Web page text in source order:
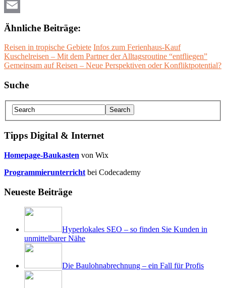
WhatsApp
Email
Ähnliche Beiträge:
Reisen in tropische Gebiete Infos zum Ferienhaus-Kauf
Kuschelreisen – Mit dem Partner der Alltagsroutine “entfliegen”
Gemeinsam auf Reisen – Neue Perspektiven oder Konfliktpotential?
Suche
Tipps Digital & Internet
Homepage-Baukasten von Wix
Programmierunterricht bei Codecademy
Neueste Beiträge
Hyperlokales SEO – so finden Sie Kunden in
unmittelbarer Nähe
Die Baulohnabrechnung – ein Fall für Profis